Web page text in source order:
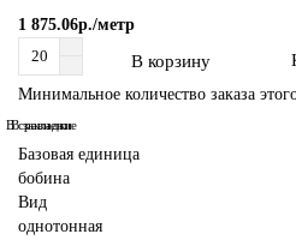
1 875.06р./метр
В корзину
Минимальное количество заказа
В закладки
В сравнение
Базовая единица
бобина
Вид
однотонная